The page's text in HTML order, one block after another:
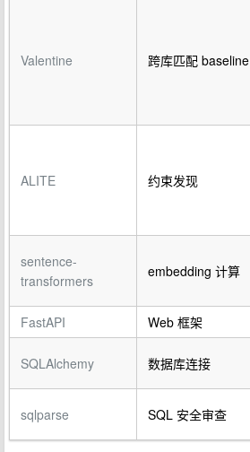
Valentine 跨库匹配 baseline
ALITE 约束发现
sentence-
transformers
embedding 计算
FastAPI
Web 框架
SQLAlchemy 数据库连接
sqlparse SQL 安全审查